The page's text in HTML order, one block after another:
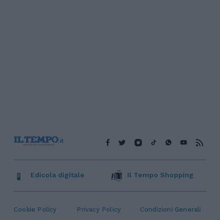
Cookie Policy Privacy Policy Condizioni Generali
Edicola digitale Il Tempo Shopping